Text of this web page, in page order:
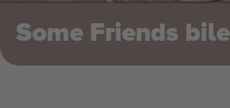
Some Friends